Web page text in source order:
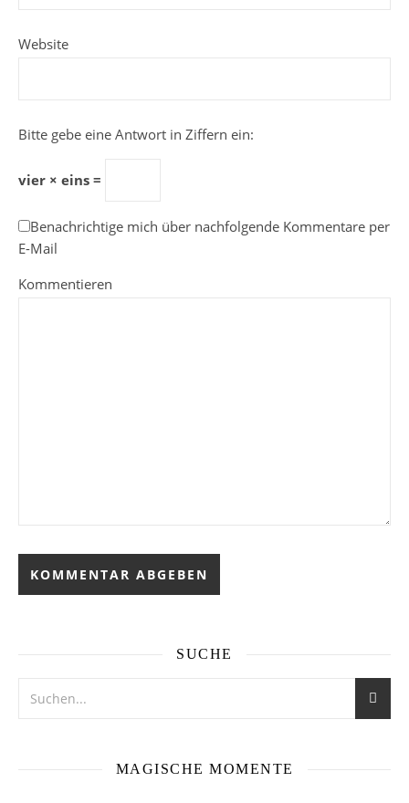
Website
Bitte gebe eine Antwort in Ziffern ein:
vier × eins =
Benachrichtige mich über nachfolgende Kommentare per
E-Mail
Kommentieren
SUCHE
MAGISCHE MOMENTE